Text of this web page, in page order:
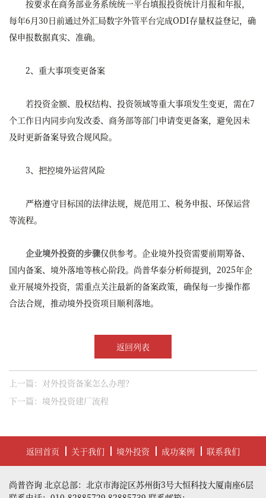
按要求在商务部业务系统统一平台填报投资统计月报和年报，
每年6月30日前通过外汇局数字外管平台完成ODI存量权益登记，确
保申报数据真实、准确。
2、重大事项变更备案
若投资金额、股权结构、投资领域等重大事项发生变更，需在7
个工作日内同步向发改委、商务部等部门申请变更备案，避免因未
及时更新备案导致合规风险。
3、把控境外运营风险
严格遵守目标国的法律法规，规范用工、税务申报、环保运营
等流程。
企业境外投资的步骤仅供参考。企业境外投资需要前期筹备、
国内备案、境外落地等核心阶段。尚普华泰分析师提到，2025年企
业开展境外投资，需重点关注最新的备案政策，确保每一步操作都
合法合规，推动境外投资项目顺利落地。
返回列表
上一篇：对外投资备案怎么办理？
下一篇：境外投资建厂流程
返回首页 关于我们 境外投资 成功案例 联系我们
尚普咨询 北京总部：北京市海淀区苏州街3号大恒科技大厦南座6层